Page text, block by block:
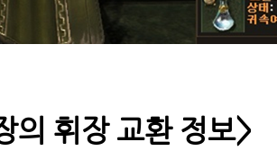
의 휘장 교환 정보>